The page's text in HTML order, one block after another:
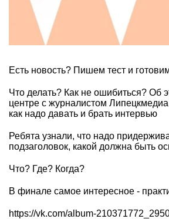
Есть новость? Пишем тест и
Что делать? Как не ошибиться? Об
центре с журналистом
как надо давать и брать интервью
Ребята узнали, что надо
подзаголовок, какой должна быть
Что? Где? Когда?
В финале самое интересное -
https://vk.com/album-